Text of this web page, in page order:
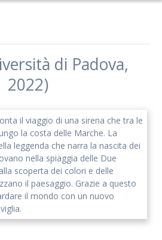
nostra newsletter
progetto di ricerca.
Salta
di Padova,
2022)
il viaggio di una sirena che tra le
la costa delle Marche. La
leggenda che narra la nascita dei
nella spiaggia delle Due
scoperta dei colori e delle
il paesaggio. Grazie a questo
il mondo con un nuovo